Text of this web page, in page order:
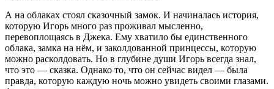
А на облаках стоял сказочный замок. И начиналась история,
которую Игорь много раз проживал мысленно,
перевоплощаясь в Джека. Ему хватило бы единственного
облака, замка на нём, и заколдованной принцессы, которую
можно расколдовать. Но в глубине души Игорь всегда знал,
что это — сказка. Однако то, что он сейчас видел — была
правда, которую каждую ночь можно увидеть своими глазами.